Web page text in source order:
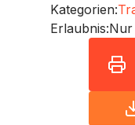
Kategorien:
Erlaubnis: